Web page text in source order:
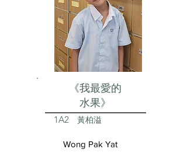
《我最愛的
水果》
1A2 黃柏溢
Wong Pak Yat